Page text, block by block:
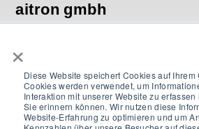
×
Diese Website speichert Cookies auf Ihrem
Cookies werden verwendet, um
Interaktion mit unserer Website zu
Sie erinnern können. Wir nutzen diese
Website-Erfahrung zu optimieren und um
aitron gmbh
CH-8134 Adliswil
T +41 44 552 67 21
contact@swissdkm.ch